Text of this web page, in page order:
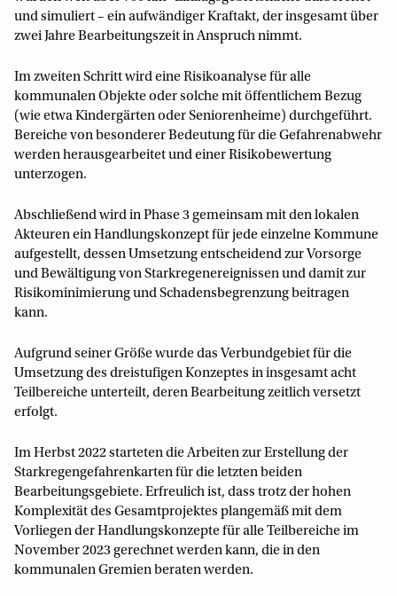
und simuliert – ein aufwändiger Kraftakt, der insgesamt über
zwei Jahre Bearbeitungszeit in Anspruch nimmt.
Im zweiten Schritt wird eine Risikoanalyse für alle
kommunalen Objekte oder solche mit öffentlichem Bezug
(wie etwa Kindergärten oder Seniorenheime) durchgeführt.
Bereiche von besonderer Bedeutung für die Gefahrenabwehr
werden herausgearbeitet und einer Risikobewertung
unterzogen.
Abschließend wird in Phase 3 gemeinsam mit den lokalen
Akteuren ein Handlungskonzept für jede einzelne Kommune
aufgestellt, dessen Umsetzung entscheidend zur Vorsorge
und Bewältigung von Starkregenereignissen und damit zur
Risikominimierung und Schadensbegrenzung beitragen
kann.
Aufgrund seiner Größe wurde das Verbundgebiet für die
Umsetzung des dreistufigen Konzeptes in insgesamt acht
Teilbereiche unterteilt, deren Bearbeitung zeitlich versetzt
erfolgt.
Im Herbst 2022 starteten die Arbeiten zur Erstellung der
Starkregengefahrenkarten für die letzten beiden
Bearbeitungsgebiete. Erfreulich ist, dass trotz der hohen
Komplexität des Gesamtprojektes plangemäß mit dem
Vorliegen der Handlungskonzepte für alle Teilbereiche im
November 2023 gerechnet werden kann, die in den
kommunalen Gremien beraten werden.